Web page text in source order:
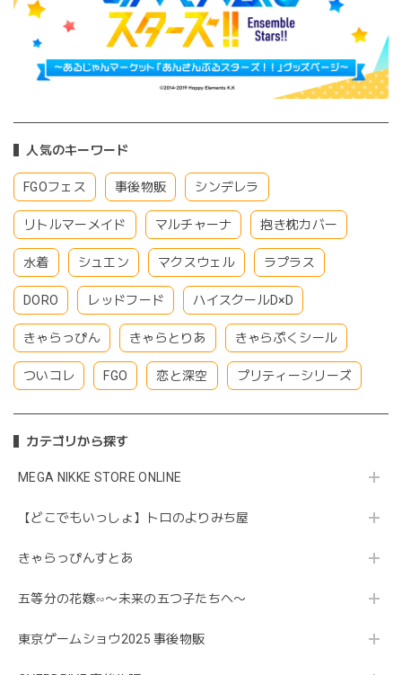
人気のキーワード
FGOフェス 事後物販 シンデレラ
リトルマーメイド マルチャーナ 抱き枕カバー
水着 シュエン マクスウェル ラプラス
DORO レッドフード ハイスクールD×D
きゃらっぴん きゃらとりあ きゃらぷくシール
ついコレ FGO 恋と深空 プリティーシリーズ
カテゴリから探す
MEGA NIKKE STORE ONLINE
【どこでもいっしょ】トロのよりみち屋
きゃらっぴんすとあ
五等分の花嫁∽〜未来の五つ子たちへ〜
東京ゲームショウ2025 事後物販